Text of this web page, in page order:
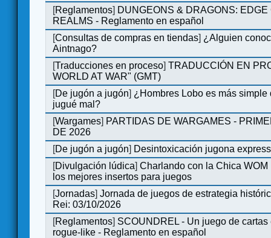
[Reglamentos] DUNGEONS & DRAGONS: EDGE
REALMS - Reglamento en español
[Consultas de compras en tiendas] ¿Alguien
Aintnago?
[Traducciones en proceso]TRADUCCIÓN EN
WORLD AT WAR" (GMT)
[De jugón a jugón] ¿Hombres Lobo es más simple
jugué mal?
[Wargames] PARTIDAS DE WARGAMES -
DE 2026
[De jugón a jugón] Desintoxicación jugona express
[Divulgación lúdica]Charlando con la Chica WOM
los mejores insertos para juegos
[Jornadas]Jornada de juegos de estrategia
Rei: 03/10/2026
[Reglamentos] SCOUNDREL - Un juego de cartas
rogue-like - Reglamento en español